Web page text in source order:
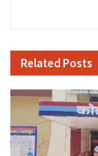
Related Posts